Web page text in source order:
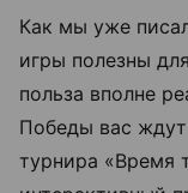
Как мы уже
игры полезны
польза вполне
Победы вас ждут
турнира «Время